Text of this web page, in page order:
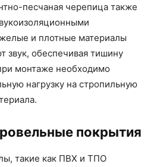
песчаная черепица также
и плотные материалы
звук, обеспечивая тишину
монтаже необходимо
нагрузку на стропильную
покрытия
такие как ПВХ и ТПО